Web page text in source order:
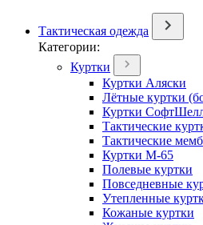
Тактическая одежда
Категории:
Куртки
Куртки Аляски
Лётные куртки
Куртки
Тактические
Тактические
Куртки М-65
Полевые куртки
Повседневные
Утепленные
Кожаные куртки